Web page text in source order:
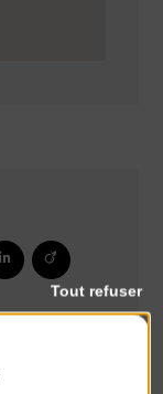
Tout refuser